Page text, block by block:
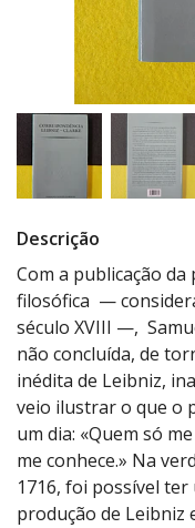
Descrição
Com a publicação
filosófica —
século XVIII —,
não concluída, de
inédita de Leibniz,
veio ilustrar o que o
um dia: «Quem só
me conhece.» Na
1716, foi possível
produção de Leibniz